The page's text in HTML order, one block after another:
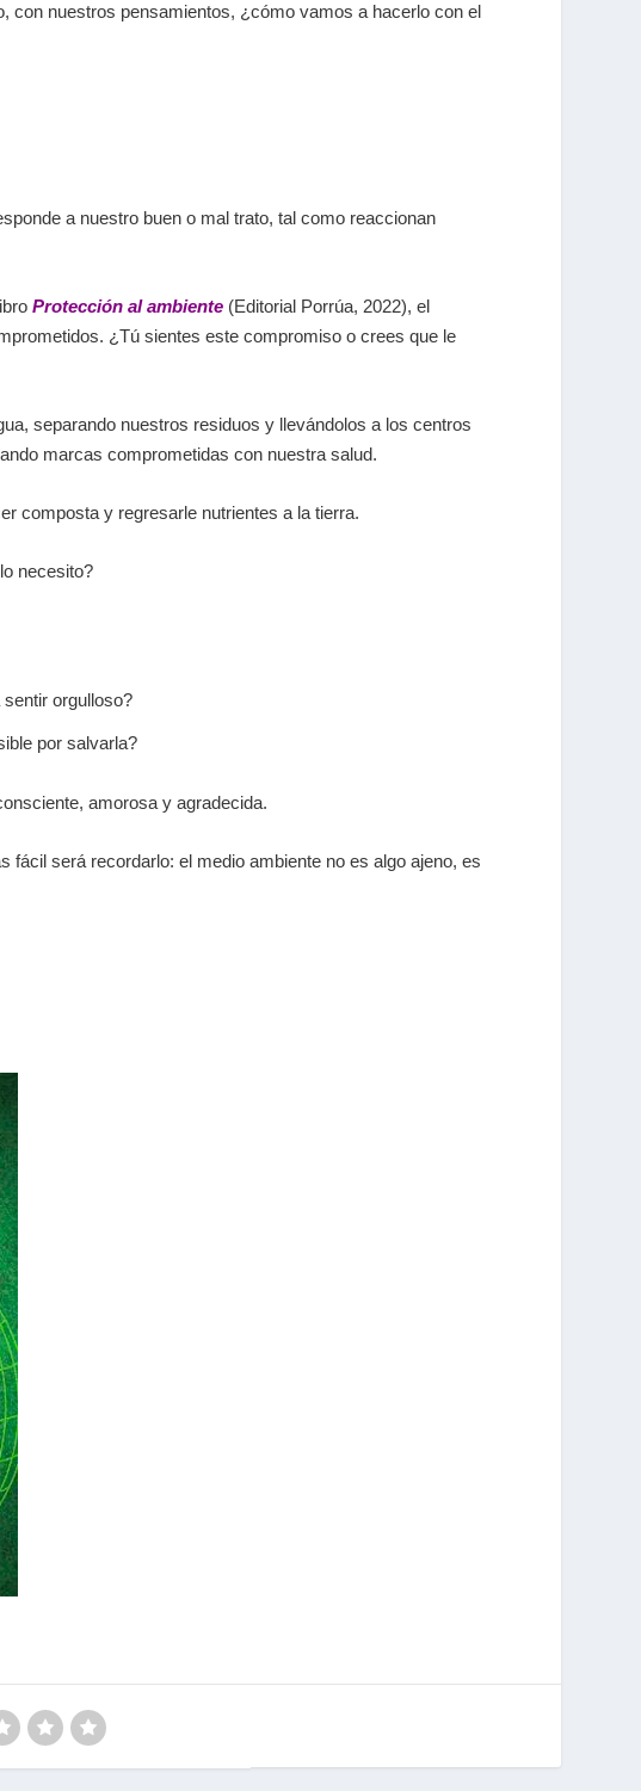
con nuestros pensamientos, ¿cómo vamos a hacerlo con el
a nuestro buen o mal trato, tal como reaccionan
Protección al ambiente (Editorial Porrúa, 2022), el
¿Tú sientes este compromiso o crees que le
separando nuestros residuos y llevándolos a los centros
marcas comprometidas con nuestra salud.
composta y regresarle nutrientes a la tierra.
necesito?
orgulloso?
por salvarla?
amorosa y agradecida.
será recordarlo: el medio ambiente no es algo ajeno, es